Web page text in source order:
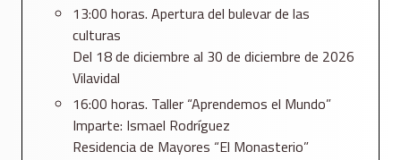
13:00 horas. Apertura del bulevar de las
culturas
Del 18 de diciembre al 30 de diciembre de 2026
Vilavidal
16:00 horas. Taller “Aprendemos el Mundo”
Imparte: Ismael Rodríguez
Residencia de Mayores “El Monasterio”